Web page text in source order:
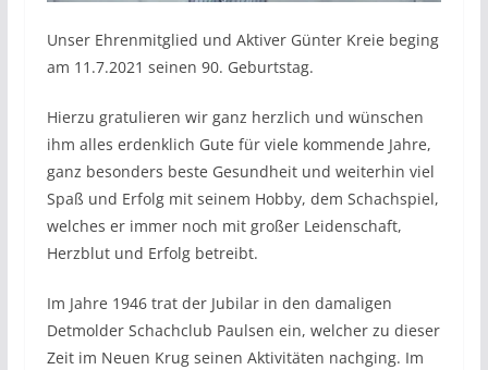
Unser Ehrenmitglied und Aktiver Günter Kreie beging
am 11.7.2021 seinen 90. Geburtstag.
Hierzu gratulieren wir ganz herzlich und wünschen
ihm alles erdenklich Gute für viele kommende Jahre,
ganz besonders beste Gesundheit und weiterhin viel
Spaß und Erfolg mit seinem Hobby, dem Schachspiel,
welches er immer noch mit großer Leidenschaft,
Herzblut und Erfolg betreibt.
Im Jahre 1946 trat der Jubilar in den damaligen
Detmolder Schachclub Paulsen ein, welcher zu dieser
Zeit im Neuen Krug seinen Aktivitäten nachging. Im